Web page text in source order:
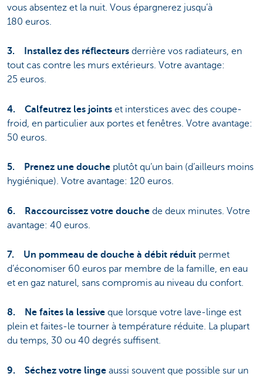
vous absentez et la nuit. Vous épargnerez jusqu’à
180 euros.
3. Installez des réflecteurs derrière vos radiateurs, en
tout cas contre les murs extérieurs. Votre avantage:
25 euros.
4. Calfeutrez les joints et interstices avec des coupe-
froid, en particulier aux portes et fenêtres. Votre avantage:
50 euros.
5. Prenez une douche plutôt qu’un bain (d’ailleurs moins
hygiénique). Votre avantage: 120 euros.
6. Raccourcissez votre douche de deux minutes. Votre
avantage: 40 euros.
7. Un pommeau de douche à débit réduit permet
d’économiser 60 euros par membre de la famille, en eau
et en gaz naturel, sans compromis au niveau du confort.
8. Ne faites la lessive que lorsque votre lave-linge est
plein et faites-le tourner à température réduite. La plupart
du temps, 30 ou 40 degrés suffisent.
9. Séchez votre linge aussi souvent que possible sur un